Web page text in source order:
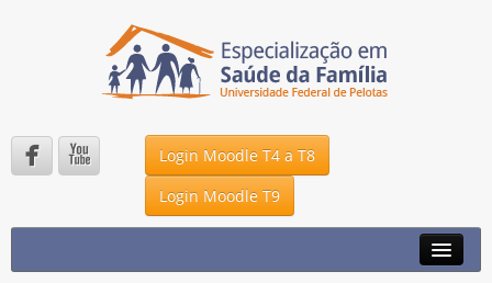

Login Moodle T4 a T8
Login Moodle T9